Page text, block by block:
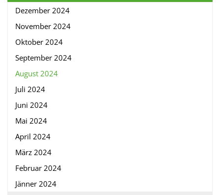
Dezember 2024
November 2024
Oktober 2024
September 2024
August 2024
Juli 2024
Juni 2024
Mai 2024
April 2024
März 2024
Februar 2024
Jänner 2024